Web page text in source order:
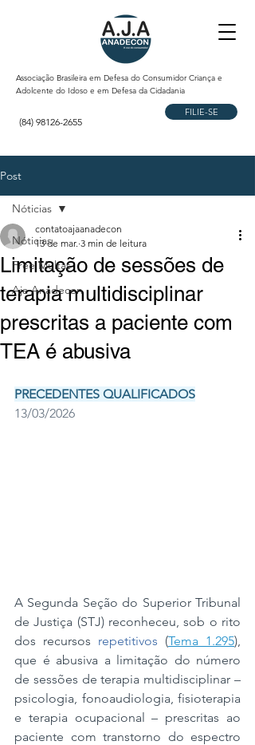
Associação Brasileira em Defesa do Consumidor Criança e
Adolcente do Idoso e em Defesa da Cidadania
(84) 98126-2655
FILIE-SE
Post
Nóticias
Free Multas
Aja Anadecon
Nóticias
Limitação de sessões de
terapia multidisciplinar
prescritas a paciente com
TEA é abusiva
contatoajaanadecon
13 de mar. 3 min de leitura
PRECEDENTES QUALIFICADOS
13/03/2026
A Segunda Seção do Superior Tribunal
de Justiça (STJ) reconheceu, sob o rito
dos recursos repetitivos (Tema 1.295),
que é abusiva a limitação do número
de sessões de terapia multidisciplinar –
psicologia, fonoaudiologia, fisioterapia
e terapia ocupacional – prescritas ao
paciente com transtorno do espectro